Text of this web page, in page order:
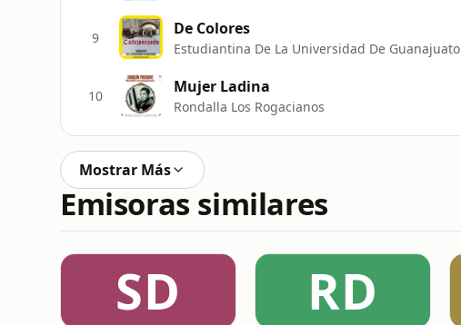
9 De Colores
Estudiantina De La Universidad De Guanajuato
10 Mujer Ladina
Rondalla Los Rogacianos
Mostrar Más
Emisoras similares
SD RD